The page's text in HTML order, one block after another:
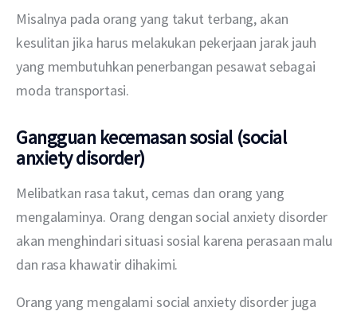
Misalnya pada orang yang takut terbang, akan
kesulitan jika harus melakukan pekerjaan jarak jauh
yang membutuhkan penerbangan pesawat sebagai
moda transportasi.
Gangguan kecemasan sosial (social
anxiety disorder)
Melibatkan rasa takut, cemas dan orang yang
mengalaminya. Orang dengan social anxiety disorder
akan menghindari situasi sosial karena perasaan malu
dan rasa khawatir dihakimi.
Orang yang mengalami social anxiety disorder juga